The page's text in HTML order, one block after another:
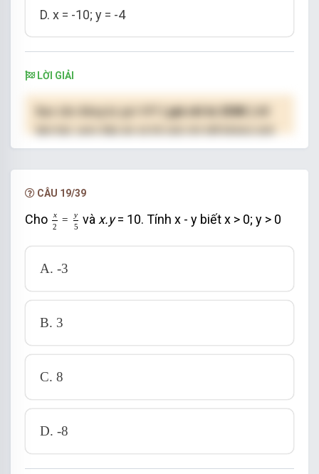
D. x = -10; y = -4
LỜI GIẢI
( giá chỉ từ 250K )
làm bài, xem đáp án và lời giải chi tiết không giới
hạn.
CÂU 19/39
Cho
x
2
=
y
5
x =y
và x.y= 10. Tính x - y biết x > 0; y > 0
A. -3
B. 3
C. 8
D. -8